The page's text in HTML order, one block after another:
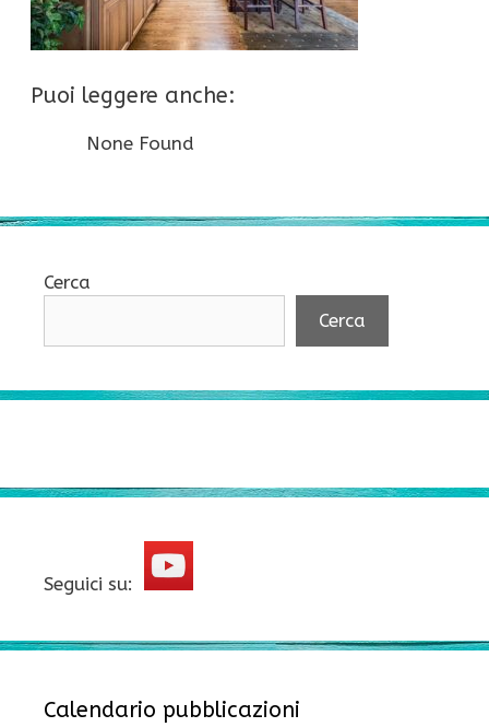
Puoi leggere anche:
None Found
Cerca
Cerca
Seguici su:
Calendario pubblicazioni